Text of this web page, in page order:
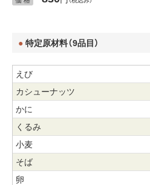
特定原材料（9品目）